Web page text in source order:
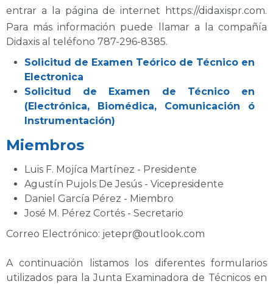
entrar a la página de internet
https://didaxispr.com.
Para más información puede llamar a la compañía
Didaxis al teléfono 787-296-8385.
Solicitud de Examen Teórico de Técnico en
Electronica
Solicitud de Examen de Técnico en
(Electrónica, Biomédica, Comunicación ó
Instrumentación)
Miembros
Luis F. Mojíca Martínez - Presidente
Agustín Pujols De Jesús - Vicepresidente
Daniel García Pérez - Miembro
José M. Pérez Cortés - Secretario
Correo Electrónico: jetepr@outlook.com
A continuación listamos los diferentes formularios
utilizados para la Junta Examinadora de Técnicos en